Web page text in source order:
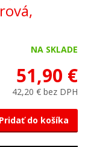
NA SKLADE
51,90 €
42,20 € bez DPH
Pridať do košíka